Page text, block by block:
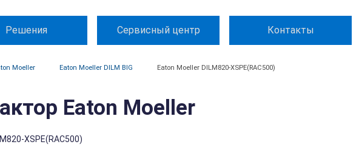
Решения Сервисный центр Контакты
Moeller Eaton Moeller DILM BIG Eaton Moeller DILM820-XSPE(RAC500)
Eaton Moeller
XSPE(RAC500)